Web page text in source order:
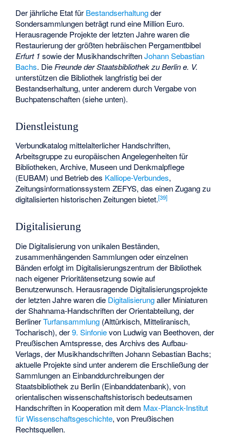
Der jährliche Etat für Bestandserhaltungder
Sondersammlungen beträgt rund eine Million Euro.
Herausragende Projekte der letzten Jahre waren die
Restaurierung der größten hebräischen Pergamentbibel
Erfurt 1 sowie der MusikhandschriftenJohann Sebastian
Bachs. Die Freunde der Staatsbibliothek zu Berlin e. V.
unterstützen die Bibliothek langfristig bei der
Bestandserhaltung, unter anderem durch Vergabe von
Buchpatenschaften (siehe unten).
Dienstleistung
Verbundkatalog mittelalterlicher Handschriften,
Arbeitsgruppe zu europäischen Angelegenheiten für
Bibliotheken, Archive, Museen und Denkmalpflege
(EUBAM) und Betrieb des Kalliope-Verbundes,
Zeitungsinformationssystem ZEFYS, das einen Zugang zu
digitalisierten historischen Zeitungen bietet.[39]
Digitalisierung
Die Digitalisierung von unikalen Beständen,
zusammenhängenden Sammlungen oder einzelnen
Bänden erfolgt im Digitalisierungszentrum der Bibliothek
nach eigener Prioritätensetzung sowie auf
Benutzerwunsch. Herausragende Digitalisierungsprojekte
der letzten Jahre waren die Digitalisierungaller Miniaturen
der Shahnama-Handschriften der Orientabteilung, der
BerlinerTurfansammlung (Alttürkisch, Mitteliranisch,
Tocharisch), der9. Sinfonievon Ludwig van Beethoven, der
Preußischen Amtspresse, des Archivs des Aufbau-
Verlags, der Musikhandschriften Johann Sebastian Bachs;
aktuelle Projekte sind unter anderem die Erschließung der
Sammlungen an Einbanddurchreibungen der
Staatsbibliothek zu Berlin (Einbanddatenbank), von
orientalischen wissenschaftshistorisch bedeutsamen
Handschriften in Kooperation mit dem Max-Planck-Institut
für Wissenschaftsgeschichte, von Preußischen
Rechtsquellen.